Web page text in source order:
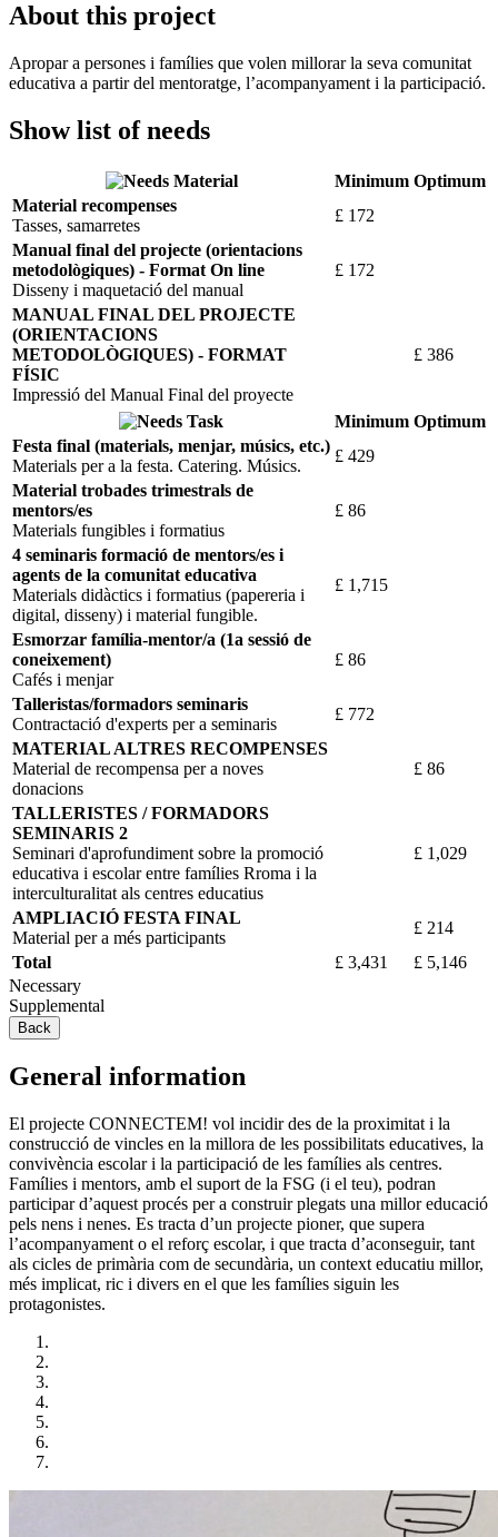
About this project
Apropar a persones i famílies que volen millorar la seva comunitat
educativa a partir del mentoratge, l’acompanyament i la participació.
Show list of needs
Material Minimum Optimum
Material recompenses
Tasses, samarretes
£ 172
Manual final del projecte (orientacions
metodològiques) - Format On line
Disseny i maquetació del manual
£ 172
MANUAL FINAL DEL PROJECTE
(ORIENTACIONS
METODOLÒGIQUES) - FORMAT
FÍSIC
Impressió del Manual Final del proyecte
£ 386
Task Minimum Optimum
Festa final (materials, menjar, músics, etc.)
Materials per a la festa. Catering. Músics.
£ 429
Material trobades trimestrals de
mentors/es
Materials fungibles i formatius
£ 86
4 seminaris formació de mentors/es i
agents de la comunitat educativa
Materials didàctics i formatius (papereria i
digital, disseny) i material fungible.
£ 1,715
Esmorzar família-mentor/a (1a sessió de
coneixement)
Cafés i menjar
£ 86
Talleristas/formadors seminaris
Contractació d'experts per a seminaris
£ 772
MATERIAL ALTRES RECOMPENSES
Material de recompensa per a noves
donacions
£ 86
TALLERISTES / FORMADORS
SEMINARIS 2
Seminari d'aprofundiment sobre la promoció
educativa i escolar entre famílies Rroma i la
interculturalitat als centres educatius
£ 1,029
AMPLIACIÓ FESTA FINAL
Material per a més participants
£ 214
Total
£ 3,431
£ 5,146
Necessary
Supplemental
Back
General information
El projecte CONNECTEM! vol incidir des de la proximitat i la
construcció de vincles en la millora de les possibilitats educatives, la
convivència escolar i la participació de les famílies als centres.
Famílies i mentors, amb el suport de la FSG (i el teu), podran
participar d’aquest procés per a construir plegats una millor educació
pels nens i nenes. Es tracta d’un projecte pioner, que supera
l’acompanyament o el reforç escolar, i que tracta d’aconseguir, tant
als cicles de primària com de secundària, un context educatiu millor,
més implicat, ric i divers en el que les famílies siguin les
protagonistes.